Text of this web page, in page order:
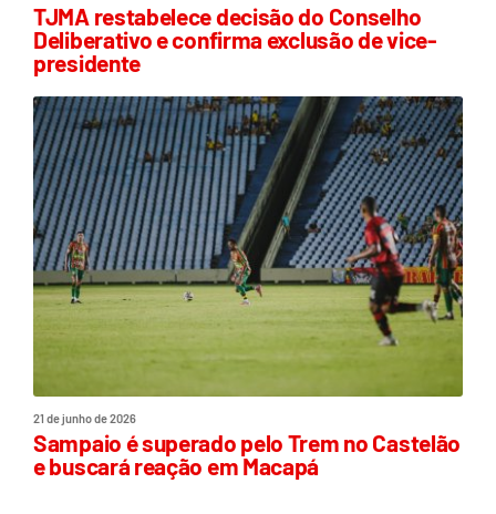
TJMA restabelece decisão do Conselho
Deliberativo e confirma exclusão de vice-
presidente
21 de junho de 2026
Sampaio é superado pelo Trem no Castelão
e buscará reação em Macapá